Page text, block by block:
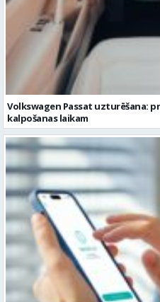
Volkswagen Passat uzturēšana:
kalpošanas laikam